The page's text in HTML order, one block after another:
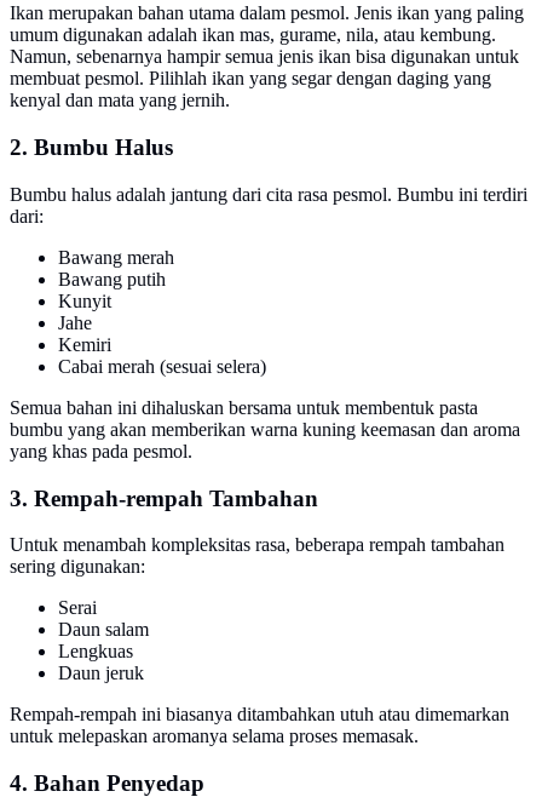
Ikan merupakan bahan utama dalam pesmol. Jenis ikan yang paling
umum digunakan adalah ikan mas, gurame, nila, atau kembung.
Namun, sebenarnya hampir semua jenis ikan bisa digunakan untuk
membuat pesmol. Pilihlah ikan yang segar dengan daging yang
kenyal dan mata yang jernih.
2. Bumbu Halus
Bumbu halus adalah jantung dari cita rasa pesmol. Bumbu ini terdiri
dari:
Bawang merah
Bawang putih
Kunyit
Jahe
Kemiri
Cabai merah (sesuai selera)
Semua bahan ini dihaluskan bersama untuk membentuk pasta
bumbu yang akan memberikan warna kuning keemasan dan aroma
yang khas pada pesmol.
3. Rempah-rempah Tambahan
Untuk menambah kompleksitas rasa, beberapa rempah tambahan
sering digunakan:
Serai
Daun salam
Lengkuas
Daun jeruk
Rempah-rempah ini biasanya ditambahkan utuh atau dimemarkan
untuk melepaskan aromanya selama proses memasak.
4. Bahan Penyedap